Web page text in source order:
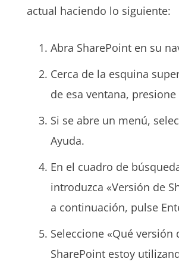
actual haciendo lo siguiente:
Abra SharePoint en su
Cerca de la esquina
de esa ventana,
Si se abre un menú,
Ayuda.
En el cuadro de
introduzca «Versión de
a continuación, pulse
Seleccione «Qué versión
SharePoint estoy